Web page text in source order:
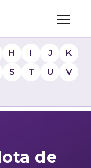
H I J
K
S T U
V
de